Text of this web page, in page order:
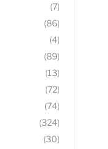
(7)
(86)
(4)
(89)
(13)
(72)
(74)
(324)
(30)